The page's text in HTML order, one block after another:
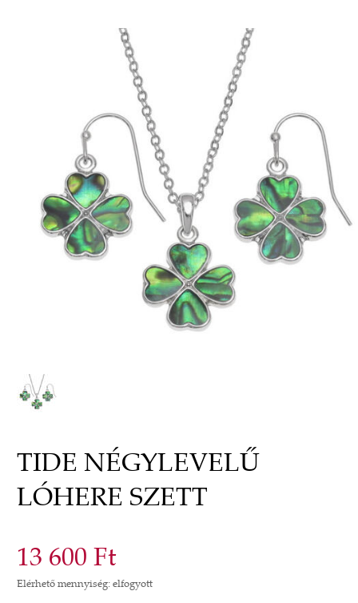
TIDE NÉGYLEVELŰ
LÓHERE SZETT
13 600 Ft
Elérhető mennyiség: elfogyott